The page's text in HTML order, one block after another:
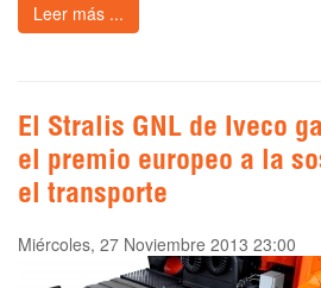
Leer más ...
El Stralis GNL de Iveco
el premio europeo a la
el transporte
Miércoles, 27 Noviembre 2013 23:00